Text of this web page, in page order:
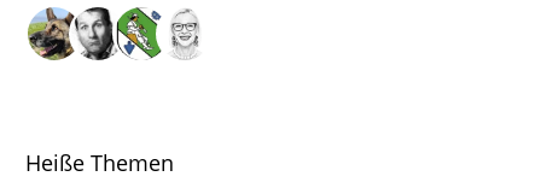
Heiße Themen